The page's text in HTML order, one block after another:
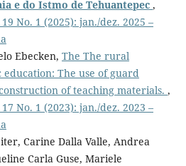
e do Istmo de Tehuantepec ,
No. 1 (2025): jan./dez. 2025 –
Ebecken, The The rural
The use of guard
of teaching materials. ,
No. 1 (2023): jan./dez. 2023 –
Carine Dalla Valle, Andrea
Carla Guse, Mariele